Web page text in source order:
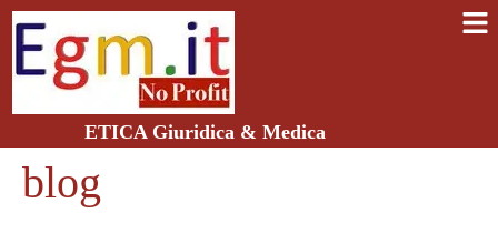
ETICA Giuridica & Medica
blog